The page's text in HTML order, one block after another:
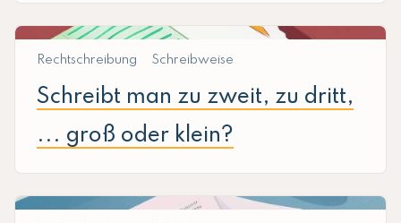
Rechtschreibung Schreibweise
Schreibt man zu zweit, zu dritt,
... groß oder klein?